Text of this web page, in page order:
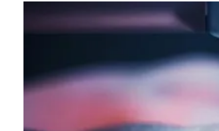
Jardim São SilvestreJardim Silveira
Nova AldeinhaOsascoParque dos
Parque Santa Luzia Parque Viana
Pirapora
Vila Boa VistaVila
Vila MárciaVila Nossa Sra. da
Votupoca
Para Sua Empresa
Anuncie no Portal